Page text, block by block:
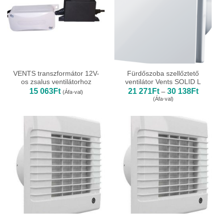
VENTS transzformátor 12V-
os zsalus ventilátorhoz
15 063Ft (Áfa-val)
Fürdőszoba szellőztető
ventilátor Vents SOLID L
21 271Ft – 30 138Ft
138Ft
(Áfa-val)